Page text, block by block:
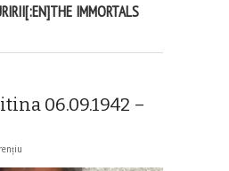
IMMORTALS
06.09.1942 –